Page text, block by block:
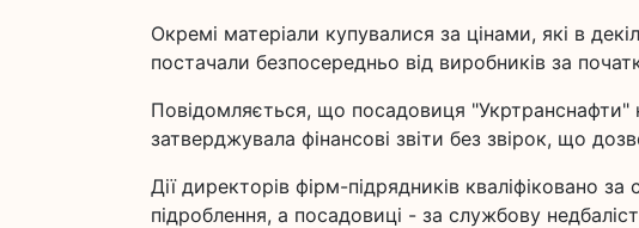
Окремі матеріали купувалися за цінами, які в
постачали безпосередньо від виробників за
Повідомляється, що посадовиця "Укртранснафти"
затверджувала фінансові звіти без звірок, що
Дії директорів фірм-підрядників кваліфіковано
підроблення, а посадовиці - за службову